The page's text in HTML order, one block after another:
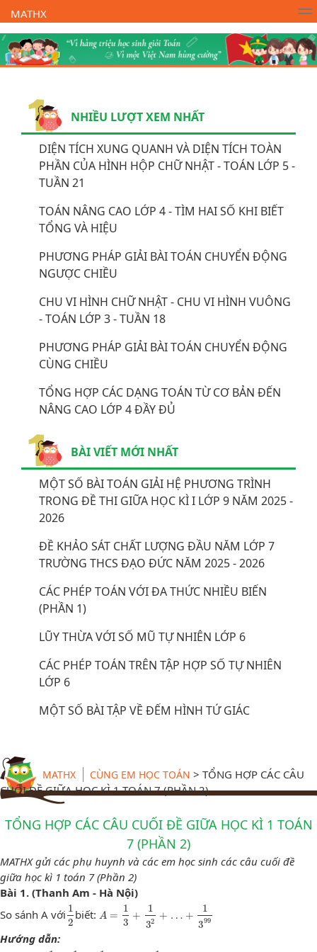
MATHX
Trường Toán Online MATHX Học toán - Lớp 1
NHIỀU LƯỢT XEM NHẤT
DIỆN TÍCH XUNG QUANH VÀ DIỆN TÍCH TOÀN
PHẦN CỦA HÌNH HỘP CHỮ NHẬT - TOÁN LỚP 5 -
TUẦN 21
TOÁN NÂNG CAO LỚP 4 - TÌM HAI SỐ KHI BIẾT
TỔNG VÀ HIỆU
PHƯƠNG PHÁP GIẢI BÀI TOÁN CHUYỂN ĐỘNG
NGƯỢC CHIỀU
CHU VI HÌNH CHỮ NHẬT - CHU VI HÌNH VUÔNG
- TOÁN LỚP 3 - TUẦN 18
PHƯƠNG PHÁP GIẢI BÀI TOÁN CHUYỂN ĐỘNG
CÙNG CHIỀU
TỔNG HỢP CÁC DẠNG TOÁN TỪ CƠ BẢN ĐẾN
NÂNG CAO LỚP 4 ĐẦY ĐỦ
BÀI VIẾT MỚI NHẤT
MỘT SỐ BÀI TOÁN GIẢI HỆ PHƯƠNG TRÌNH
TRONG ĐỀ THI GIỮA HỌC KÌ I LỚP 9 NĂM 2025 -
2026
ĐỀ KHẢO SÁT CHẤT LƯỢNG ĐẦU NĂM LỚP 7
TRƯỜNG THCS ĐẠO ĐỨC NĂM 2025 - 2026
CÁC PHÉP TOÁN VỚI ĐA THỨC NHIỀU BIẾN
(PHẦN 1)
LŨY THỪA VỚI SỐ MŨ TỰ NHIÊN LỚP 6
CÁC PHÉP TOÁN TRÊN TẬP HỢP SỐ TỰ NHIÊN
LỚP 6
MỘT SỐ BÀI TẬP VỀ ĐẾM HÌNH TỨ GIÁC
MATHX CÙNG EM HỌC TOÁN > TỔNG HỢP CÁC CÂU
CUỐI ĐỀ GIỮA HỌC KÌ 1 TOÁN 7 (PHẦN 2)
TỔNG HỢP CÁC CÂU CUỐI ĐỀ GIỮA HỌC KÌ 1 TOÁN
7 (PHẦN 2)
MATHX gửi các phụ huynh và các em học sinh các câu cuối đề
giữa học kì 1 toán 7 (Phần 2)
Bài 1. (Thanh Am - Hà Nội)
So sánh A với 1
2
12biết: A =
1
3
+
1
32 + … +
1
399
A 3+ 2+
Hướng dẫn: